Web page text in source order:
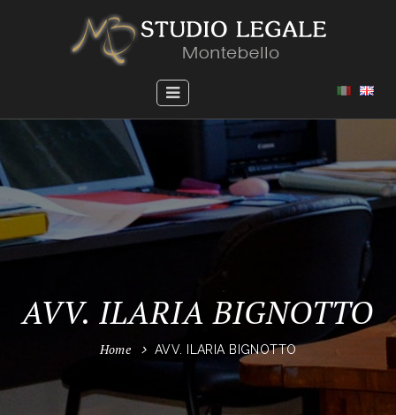
AVV. ILARIA BIGNOTTO
Home AVV. ILARIA BIGNOTTO